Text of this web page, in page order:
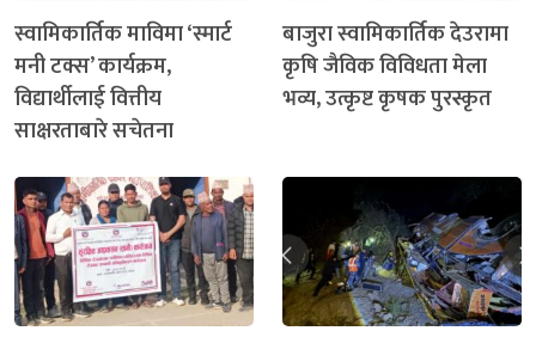
स्वामिकार्तिक माविमा ‘स्मार्ट
मनी टक्स’ कार्यक्रम,
विद्यार्थीलाई वित्तीय
साक्षरताबारे सचेतना
बाजुरा स्वामिकार्तिक देउरामा
कृषि जैविक विविधता मेला
भव्य, उत्कृष्ट कृषक पुरस्कृत